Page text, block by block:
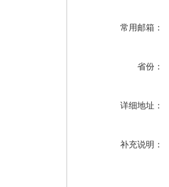
常用邮箱：
省份：
详细地址：
补充说明：